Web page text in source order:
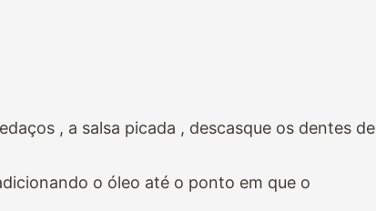
, a salsa picada , descasque os dentes de
o óleo até o ponto em que o